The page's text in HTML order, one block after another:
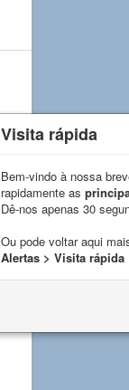
Visita rápida
Bem-vindo à nossa
rapidamente as
Dê-nos apenas 30
Ou pode voltar aqui
Alertas > Visita rápida